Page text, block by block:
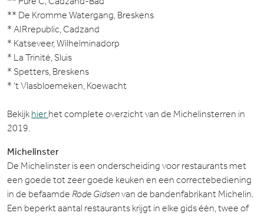
** De Kromme Watergang, Breskens
* AIRrepublic, Cadzand
* Katseveer, Wilhelminadorp
* La Trinité, Sluis
* Spetters, Breskens
* ’t Vlasbloemeken, Koewacht
Bekijk hier het complete overzicht van de Michelinsterren in
2019.
Michelinster
De Michelinster is een onderscheiding voor restaurants met
een goede tot zeer goede keuken en een correctebediening
in de befaamde Rode Gidsenvan de bandenfabrikant Michelin.
Een beperkt aantal restaurants krijgt in elke gids één, twee of